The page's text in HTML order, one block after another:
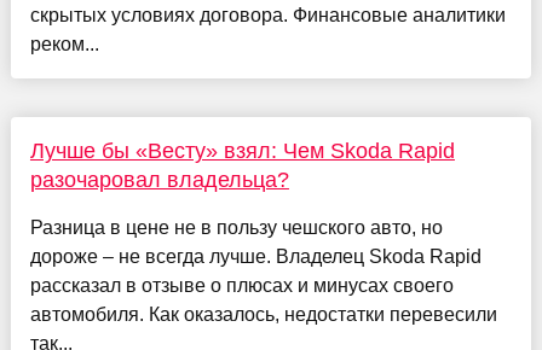
скрытых условиях договора. Финансовые аналитики
реком...
Лучше бы «Весту» взял: Чем Skoda Rapid
разочаровал владельца?
Разница в цене не в пользу чешского авто, но
дороже – не всегда лучше. Владелец Skoda Rapid
рассказал в отзыве о плюсах и минусах своего
автомобиля. Как оказалось, недостатки перевесили
так...